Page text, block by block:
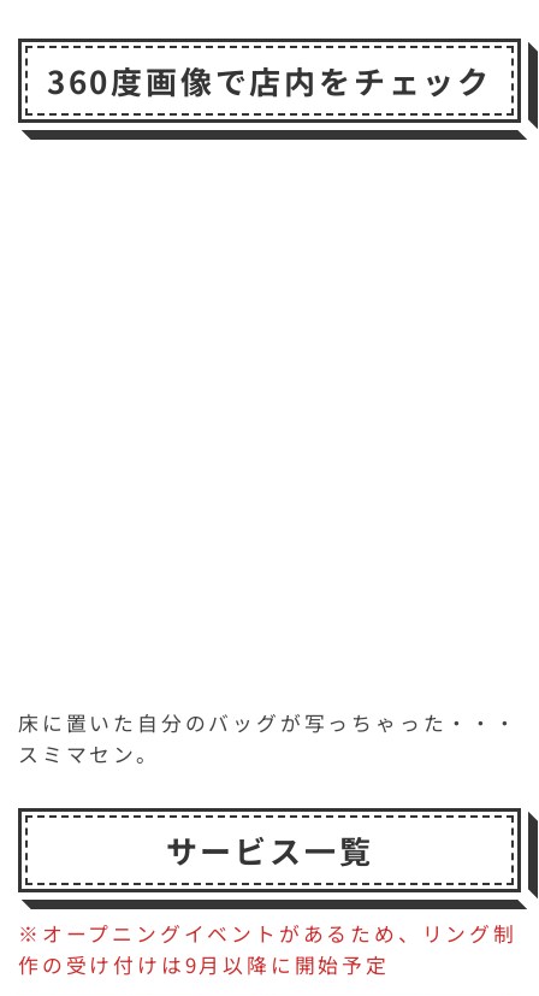
360度画像で店内をチェック
床に置いた自分のバッグが写っちゃった・・・
スミマセン。
サービス一覧
※オープニングイベントがあるため、リング制
作の受け付けは9月以降に開始予定